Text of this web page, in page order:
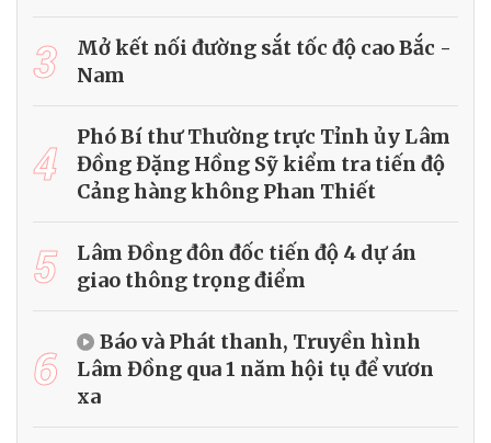
3
Mở kết nối đường sắt tốc độ cao Bắc -
Nam
4
Phó Bí thư Thường trực Tỉnh ủy Lâm
Đồng Đặng Hồng Sỹ kiểm tra tiến độ
Cảng hàng không Phan Thiết
5
Lâm Đồng đôn đốc tiến độ 4 dự án
giao thông trọng điểm
6
Báo và Phát thanh, Truyền hình
Lâm Đồng qua 1 năm hội tụ để vươn
xa